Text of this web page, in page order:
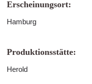
Erscheinungsort:
Hamburg
Produktionsstätte:
Herold